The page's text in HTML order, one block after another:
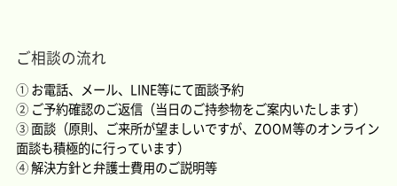
ご相談の流れ
①お電話、メール、LINE等にて面談予約
② ご予約確認のご返信（当日のご持参物をご案内いたします）
③面談（原則、ご来所が望ましいですが、ZOOM等のオンライン
面談も積極的に行っています）
④解決方針と弁護士費用のご説明等